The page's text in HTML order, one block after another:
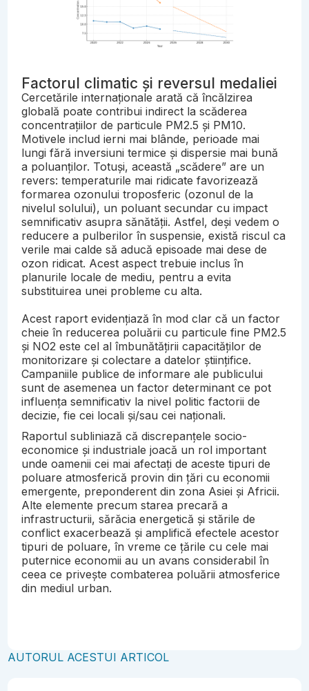
Factorul climatic și reversul medaliei
Cercetările internaționale arată că încălzirea
globală poate contribui indirect la scăderea
concentrațiilor de particule PM2.5 și PM10.
Motivele includ ierni mai blânde, perioade mai
lungi fără inversiuni termice și dispersie mai bună
a poluanților. Totuși, această „scădere” are un
revers: temperaturile mai ridicate favorizează
formarea ozonului troposferic (ozonul de la
nivelul solului), un poluant secundar cu impact
semnificativ asupra sănătății. Astfel, deși vedem o
reducere a pulberilor în suspensie, există riscul ca
verile mai calde să aducă episoade mai dese de
ozon ridicat. Acest aspect trebuie inclus în
planurile locale de mediu, pentru a evita
substituirea unei probleme cu alta.
Acest raport evidențiază în mod clar că un factor
cheie în reducerea poluării cu particule fine PM2.5
și NO2 este cel al îmbunătățirii capacităților de
monitorizare și colectare a datelor științifice.
Campaniile publice de informare ale publicului
sunt de asemenea un factor determinant ce pot
influența semnificativ la nivel politic factorii de
decizie, fie cei locali și/sau cei naționali.
Raportul subliniază că discrepanțele socio-
economice și industriale joacă un rol important
unde oamenii cei mai afectați de aceste tipuri de
poluare atmosferică provin din țări cu economii
emergente, preponderent din zona Asiei și Africii.
Alte elemente precum starea precară a
infrastructurii, sărăcia energetică și stările de
conflict exacerbează și amplifică efectele acestor
tipuri de poluare, în vreme ce țările cu cele mai
puternice economii au un avans considerabil în
ceea ce privește combaterea poluării atmosferice
din mediul urban.
AUTORUL ACESTUI ARTICOL